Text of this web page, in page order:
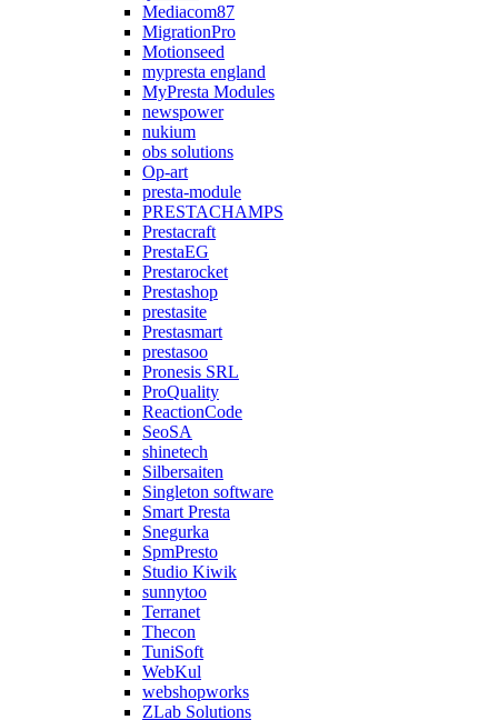
Mediacom87
MigrationPro
Motionseed
mypresta england
MyPresta Modules
newspower
nukium
obs solutions
Op-art
presta-module
PRESTACHAMPS
Prestacraft
PrestaEG
Prestarocket
Prestashop
prestasite
Prestasmart
prestasoo
Pronesis SRL
ProQuality
ReactionCode
SeoSA
shinetech
Silbersaiten
Singleton software
Smart Presta
Snegurka
SpmPresto
Studio Kiwik
sunnytoo
Terranet
Thecon
TuniSoft
WebKul
webshopworks
ZLab Solutions